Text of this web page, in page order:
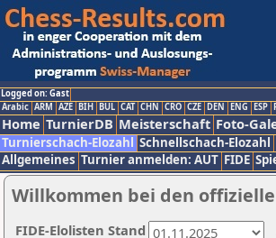
Logged on: Gast
Arabic ARM AZE BIH BUL CAT CHN CRO CZE DEN ENG ESP
Home TurnierDB Meisterschaft Foto-
Turnierschach-Elozahl Schnellschach-Elozahl
Allgemeines Turnier anmelden: AUT FIDE
Willkommen bei den
FIDE-Elolisten Stand